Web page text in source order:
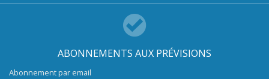
ABONNEMENTS AUX PRÉVISIONS
Abonnement par email